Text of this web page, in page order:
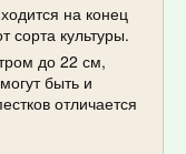
на конец
сорта культуры.
до 22 см,
быть и
отличается